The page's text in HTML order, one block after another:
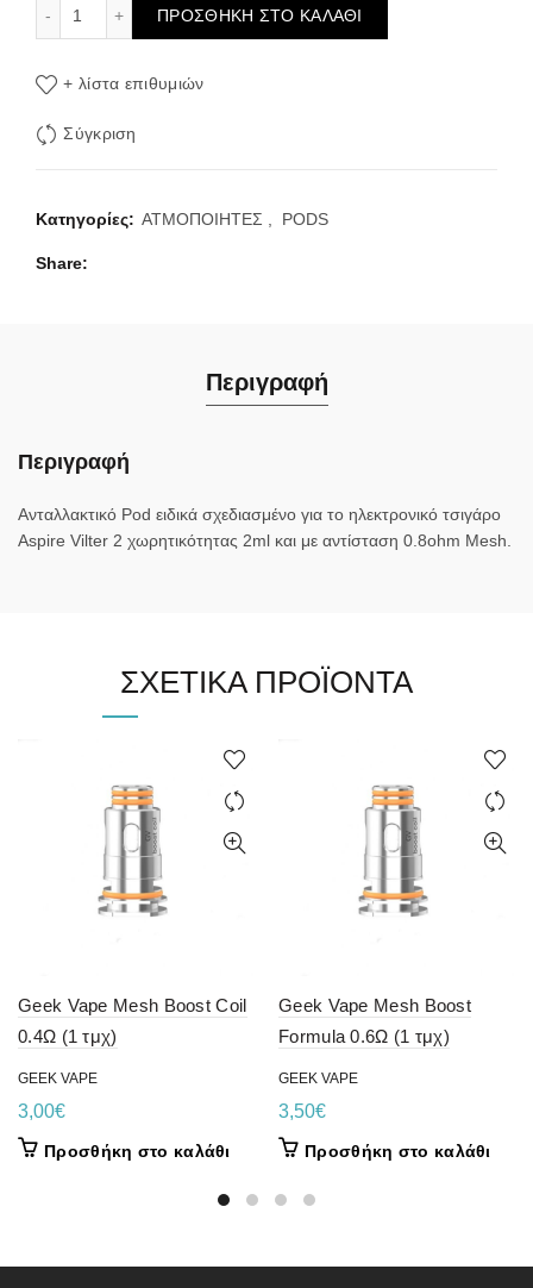
ΠΡΟΣΘΉΚΗ ΣΤΟ ΚΑΛΆΘΙ
+ λίστα επιθυμιών
Σύγκριση
Κατηγορίες: ΑΤΜΟΠΟΙΗΤΕΣ PODS
Share
Περιγραφή
Περιγραφή
Ανταλλακτικό Pod ειδικά σχεδιασμένο για το ηλεκτρονικό τσιγάρο
Aspire Vilter 2 χωρητικότητας 2ml και με αντίσταση 0.8ohm Mesh.
ΣΧΕΤΙΚΆ ΠΡΟΪΌΝΤΑ
Geek Vape Mesh Boost Coil
0.4Ω (1 τμχ)
GEEK VAPE
3,00€
Προσθήκη στο καλάθι
Geek Vape Mesh Boost
Formula 0.6Ω (1 τμχ)
GEEK VAPE
3,50€
Προσθήκη στο καλάθι